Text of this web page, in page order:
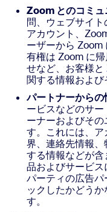
Zoom とのコミュ
問、ウェブサイ
アカウント、
ーザーから Zoom
有権は Zoom に
せなど、お客様
関する情報および
パートナーからの
ービスなどのサ
ーナーおよびそ
す。これには、
界、連絡先情報
する情報などが
品およびサービ
パーティの広告
ックしたかどう
す。